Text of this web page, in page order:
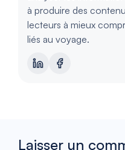
à produire des
lecteurs à mieux
liés au voyage.
Laisser un